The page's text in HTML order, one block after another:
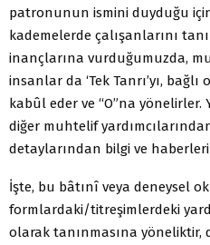
patronunun ismini duyduğu
kademelerde çalışanlarını
inançlarına vurduğumuzda,
insanlar da ‘Tek Tanrı’yı,
kabûl eder ve “O”na yönelirler.
diğer muhtelif
detaylarından bilgi ve
İşte, bu bâtınî veya deneysel
formlardaki/titreşimlerdeki
olarak tanınmasına yöneliktir,